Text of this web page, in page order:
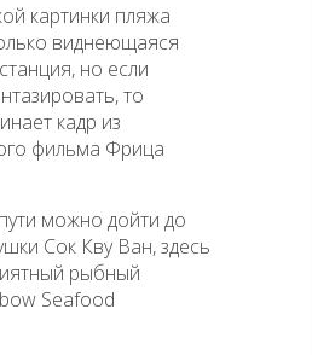
картинки пляжа
виднеющаяся
но если
то
кадр из
фильма Фрица
можно дойти до
Сок Кву Ван, здесь
рыбный
Seafood